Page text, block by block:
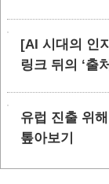
[AI 시대의 인
링크 뒤의 ‘출
유럽 진출 위
톺아보기